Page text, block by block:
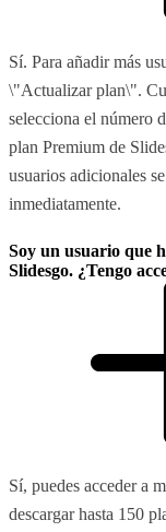
Sí. Para añadir más
\"Actualizar plan\".
selecciona el número
plan Premium de
usuarios adicionales
inmediatamente.
Soy un usuario que
Slidesgo. ¿Tengo
Sí, puedes acceder a
descargar hasta 150